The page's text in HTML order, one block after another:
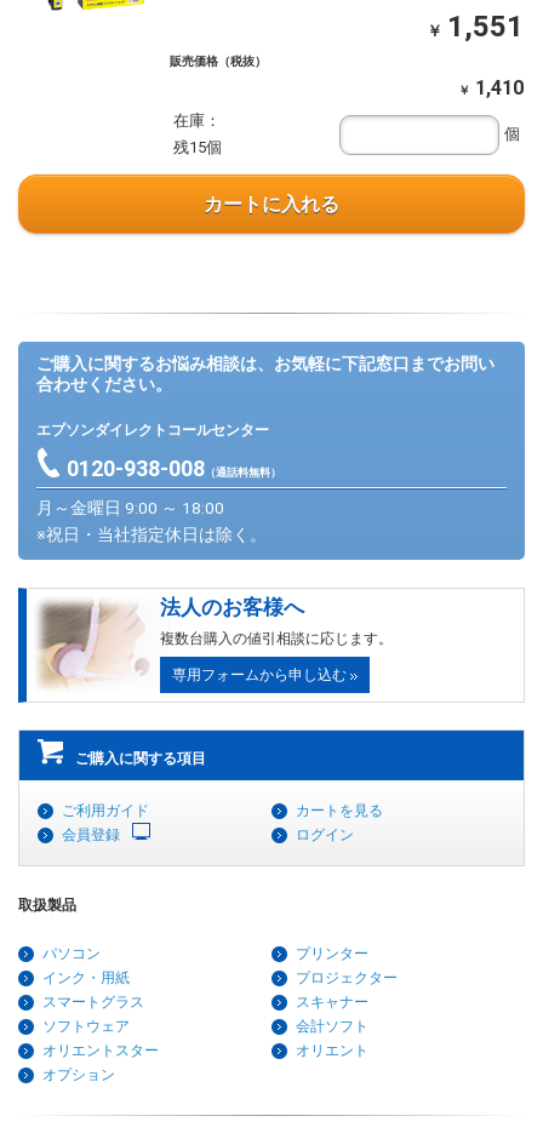
￥ 1,551
販売価格（税抜）
￥ 1,410
在庫：
残15個
個
カートに入れる
ご購入に関するお悩み相談は、お気軽に下記窓口までお問い
合わせください。
エプソンダイレクトコールセンター
0120-938-008（通話料無料）
月～金曜日 9:00 ～ 18:00
※祝日・当社指定休日は除く。
法人のお客様へ
複数台購入の値引相談に応じます。
専用フォームから申し込む
ご購入に関する項目
ご利用ガイド
カートを見る
会員登録
ログイン
取扱製品
パソコン
プリンター
インク・用紙
プロジェクター
スマートグラス
スキャナー
ソフトウェア
会計ソフト
オリエントスター
オリエント
オプション